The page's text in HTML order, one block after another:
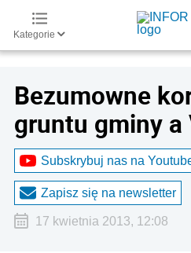
Kategorie
Bezumowne
gruntu gminy a
Subskrybuj nas na
Zapisz się na newsletter
17 kwietnia 2013, 12:08